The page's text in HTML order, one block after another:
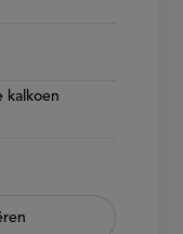
kalkoen